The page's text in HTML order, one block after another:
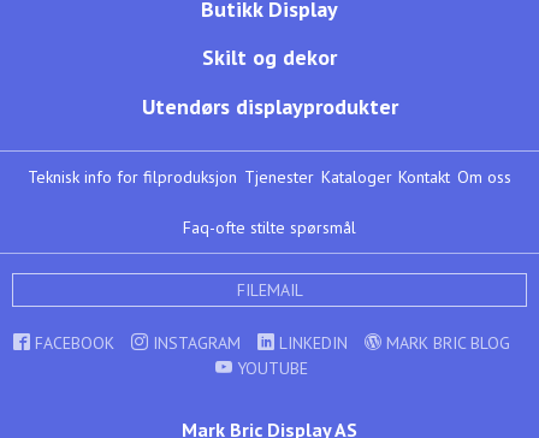
Butikk Display
Skilt og dekor
Utendørs displayprodukter
Teknisk info for filproduksjon Tjenester Kataloger Kontakt Om oss
Faq-ofte stilte spørsmål
FILEMAIL
FACEBOOK INSTAGRAM LINKEDIN
MARK BRIC BLOG
YOUTUBE
Mark Bric Display AS